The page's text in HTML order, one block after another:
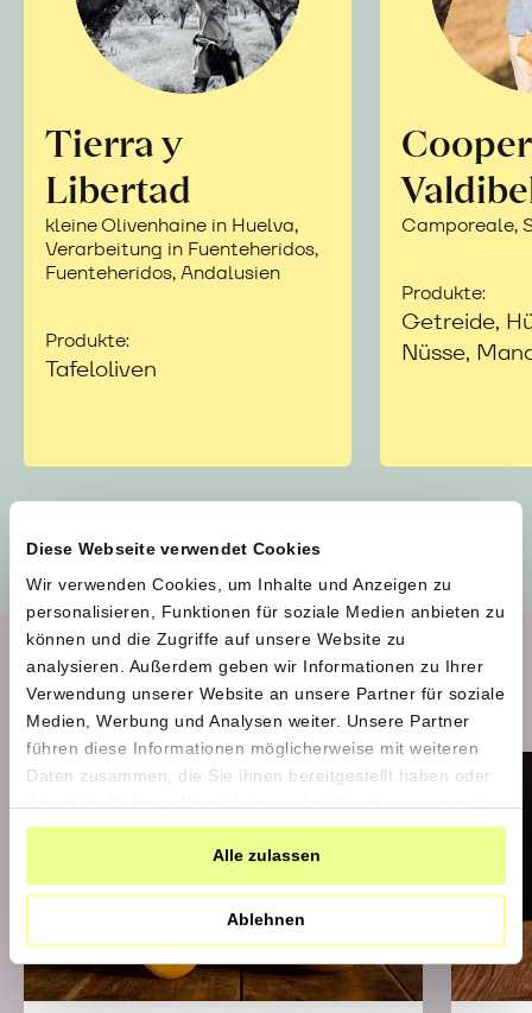
Diese Webseite verwendet Cookies
Wir verwenden Cookies, um Inhalte und Anzeigen zu
personalisieren, Funktionen für soziale Medien anbieten zu
können und die Zugriffe auf unsere Website zu
analysieren. Außerdem geben wir Informationen zu Ihrer
Verwendung unserer Website an unsere Partner für soziale
Medien, Werbung und Analysen weiter. Unsere Partner
führen diese Informationen möglicherweise mit weiteren
Daten zusammen, die Sie ihnen bereitgestellt haben oder
haben.
Alle zulassen
Ablehnen
Tierra y
Libertad
kleine Olivenhaine in Huelva,
Verarbeitung in Fuenteheridos,
Fuenteheridos, Andalusien
Produkte:
Tafeloliven
Camporeale,
Produkte:
Getreide,
Nüsse,
Aktuelle Produkte im Shop
bestellen bis 25.8., Versand erste
Septemberhälfte